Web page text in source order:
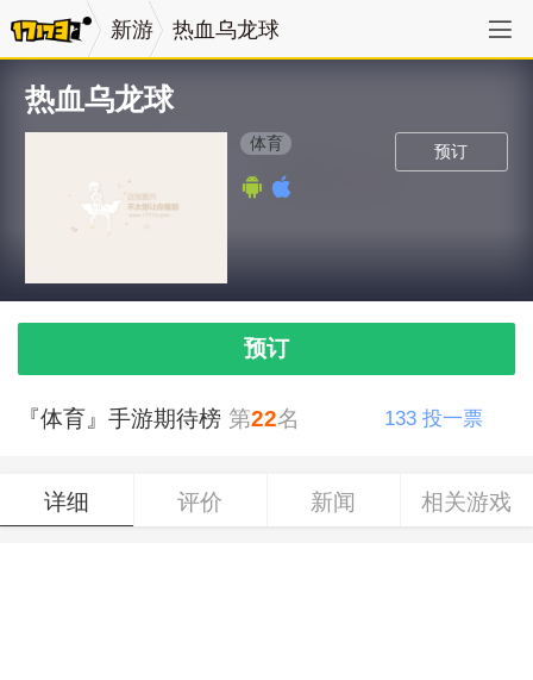
新游 热血乌龙球
热血乌龙球
预订
体育
预订
『体育』手游期待榜 第22名 133 投一票
详细 评价 新闻 相关游戏